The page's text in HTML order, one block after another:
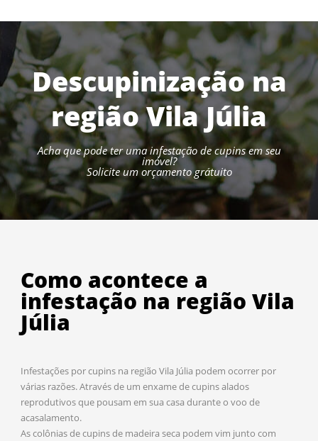
Descupinização na
região Vila Júlia
Acha que pode ter uma infestação de cupins em seu
imóvel?
Solicite um orçamento grátuito
Como acontece a
infestação na região Vila
Júlia
Infestações por cupins na região Vila Júlia podem ocorrer por
várias razões. Através de um enxame de cupins alados
reprodutivos que pousam em sua casa durante o voo de
acasalamento.
As colônias de cupins de madeira seca podem vim junto com